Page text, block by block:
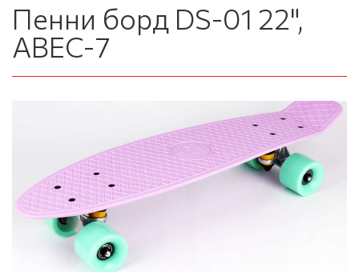
Пенни борд DS-01 22",
ABEC-7